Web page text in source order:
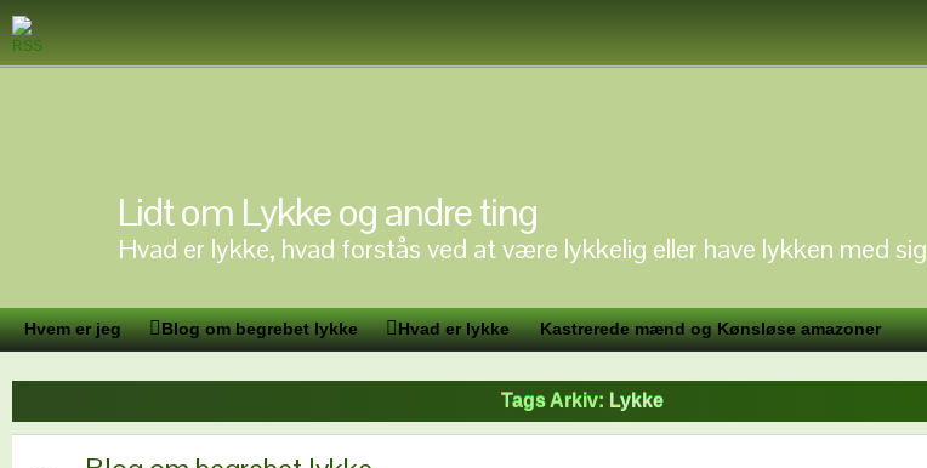
Lidt om Lykke og andre ting
Hvad er lykke, hvad forstås ved at være lykkelig eller have lykken med sig
Hvem er jeg Blog om begrebet lykke Hvad er lykke Kastrerede mænd og Kønsløse amazoner
Tags Arkiv: Lykke